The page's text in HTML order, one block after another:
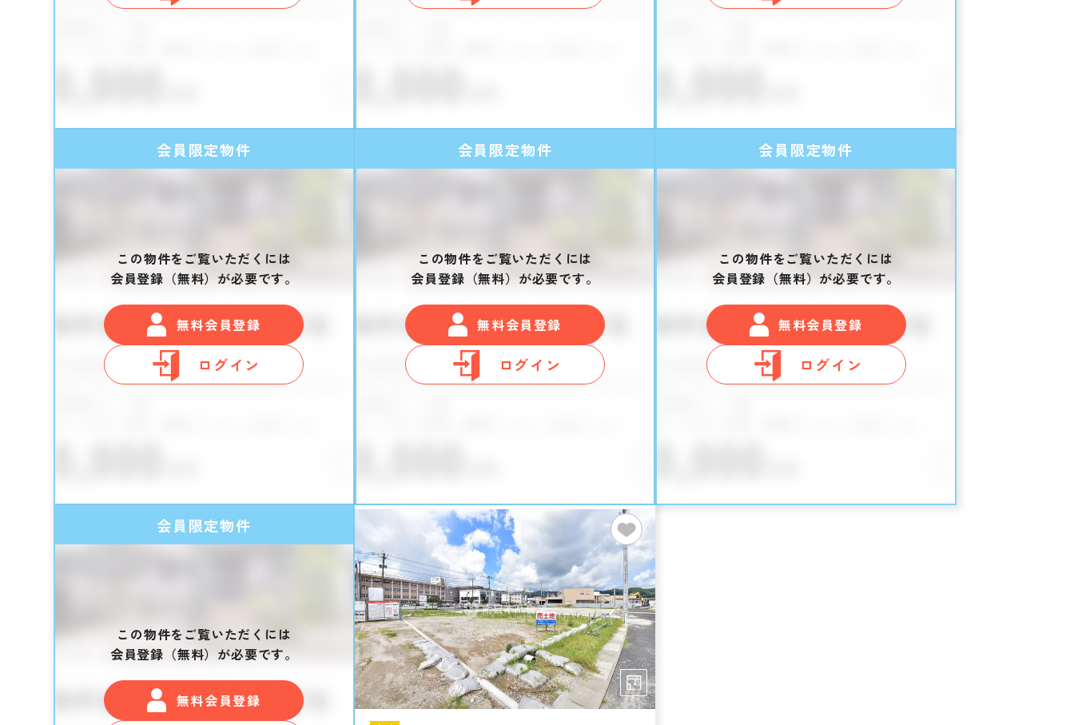
会員限定物件
この物件をご覧いただくには
会員登録（無料）が必要です。
無料会員登録
ログイン
会員限定物件
この物件をご覧いただくには
会員登録（無料）が必要です。
無料会員登録
ログイン
会員限定物件
この物件をご覧いただくには
会員登録（無料）が必要です。
無料会員登録
ログイン
会員限定物件
この物件をご覧いただくには
会員登録（無料）が必要です。
無料会員登録